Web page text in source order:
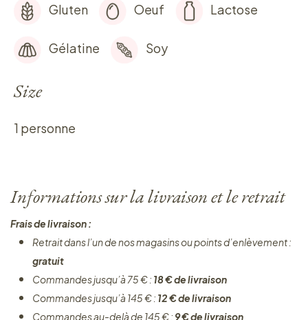
Gluten Oeuf Lactose
Gélatine Soy
Size
1 personne
Informations sur la livraison et le retrait
Frais de livraison :
Retrait dans l’un de nos magasins ou points d’enlèvement :
gratuit
Commandes jusqu’à 75 € : 18 € de livraison
Commandes jusqu’à 145 € : 12 € de livraison
Commandes au-delà de 145 € : 9 € de livraison